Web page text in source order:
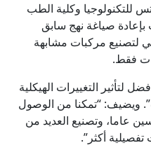
وكلية الطب
صياغة نهج سابق
لتصنيع مركبات مشابهة
فقط.
لتأثير التغييرات الهيكلية
ويضيف: “تمكنا من الوصول
عاما، وتصنيع العديد من
أكثر”.